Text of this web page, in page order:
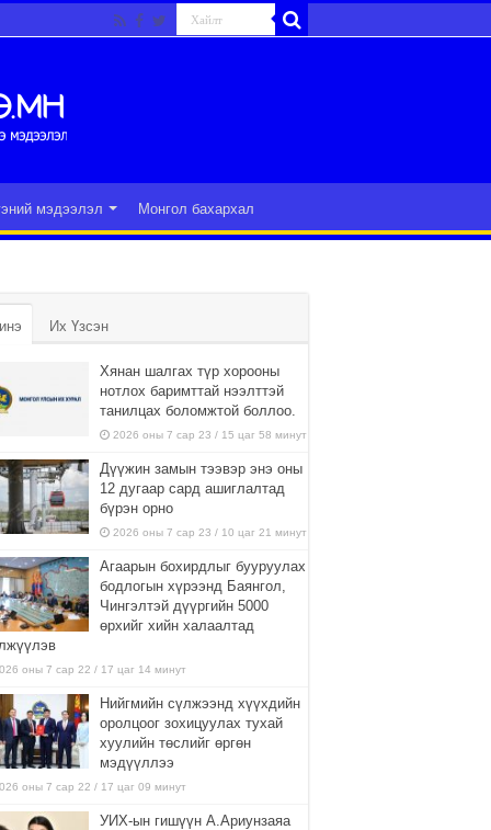
мэдээлэл Монгол бахархал
Их Үзсэн
Хянан шалгах түр хорооны
нотлох баримттай нээлттэй
танилцах боломжтой боллоо.
2026 оны 7 сар 23 / 15 цаг 58 минут
Дүүжин замын тээвэр энэ оны
12 дугаар сард ашиглалтад
бүрэн орно
2026 оны 7 сар 23 / 10 цаг 21 минут
Агаарын бохирдлыг бууруулах
бодлогын хүрээнд Баянгол,
Чингэлтэй дүүргийн 5000
өрхийг хийн халаалтад
оны 7 сар 22 / 17 цаг 14 минут
Нийгмийн сүлжээнд хүүхдийн
оролцоог зохицуулах тухай
хуулийн төслийг өргөн
мэдүүллээ
оны 7 сар 22 / 17 цаг 09 минут
УИХ-ын гишүүн А.Ариунзаяа